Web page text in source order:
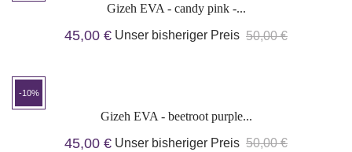
Gizeh EVA - candy pink -...
45,00 € Unser bisheriger Preis 50,00 €
-10%
Gizeh EVA - beetroot purple...
45,00 € Unser bisheriger Preis 50,00 €